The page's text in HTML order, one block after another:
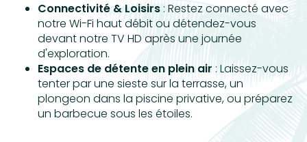
Connectivité & Loisirs: Restez connecté avec
notre Wi-Fi haut débit ou détendez-vous
devant notre TV HD après une journée
d'exploration.
Espaces de détente en plein air : Laissez-vous
tenter par une sieste sur la terrasse, un
plongeon dans la piscine privative, ou préparez
un barbecue sous les étoiles.